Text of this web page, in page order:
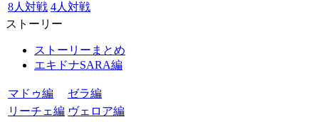
8人対戦 4人対戦
ストーリー
ストーリーまとめ
エキドナSARA編
マドゥ編
ゼラ編
リーチェ編 ヴェロア編